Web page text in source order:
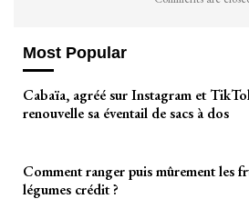
Most Popular
Cabaïa, agréé sur Instagram et
renouvelle sa éventail de sacs à dos
Comment ranger puis mûrement les
légumes crédit ?